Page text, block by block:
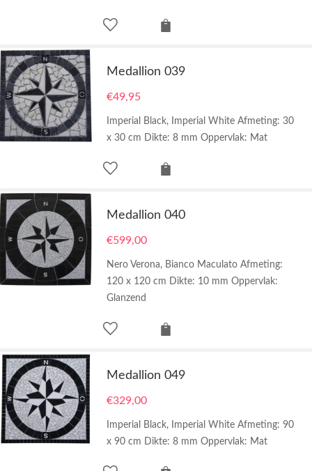
Medallion 039
€49,95
Imperial Black, Imperial White Afmeting: 30
x 30 cm Dikte: 8 mm Oppervlak: Mat
Medallion 040
€599,00
Nero Verona, Bianco Maculato Afmeting:
120 x 120 cm Dikte: 10 mm Oppervlak:
Glanzend
Medallion 049
€329,00
Imperial Black, Imperial White Afmeting: 90
x 90 cm Dikte: 8 mm Oppervlak: Mat